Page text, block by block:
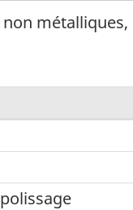
métalliques,